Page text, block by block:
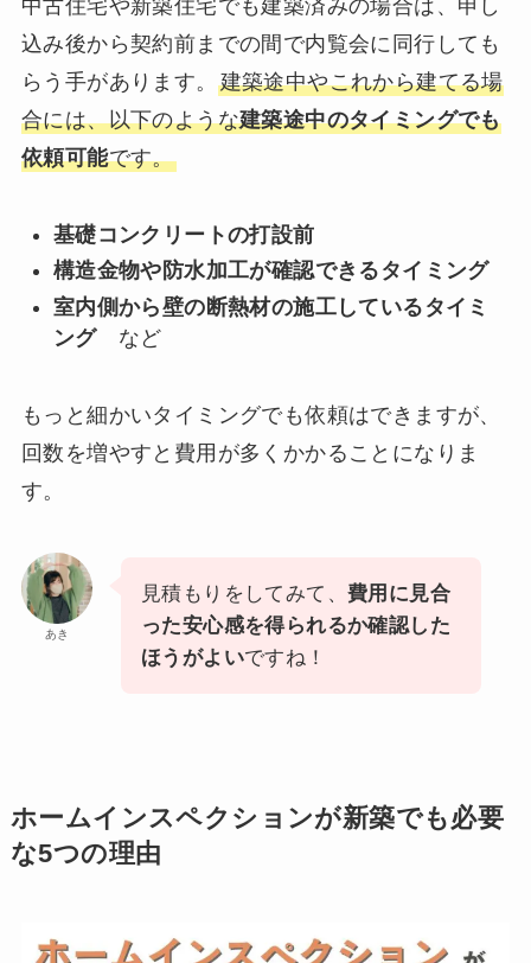
中古住宅や新築住宅でも建築済みの場合は、申し
込み後から契約前までの間で内覧会に同行しても
らう手があります。 建築途中やこれから建てる場
合には、以下のような建築途中のタイミングでも
依頼可能です。
基礎コンクリートの打設前
構造金物や防水加工が確認できるタイミング
室内側から壁の断熱材の施工しているタイミ
ングなど
もっと細かいタイミングでも依頼はできますが、
回数を増やすと費用が多くかかることになりま
す。
あき
見積もりをしてみて、 費用に見合
った安心感を得られるか確認した
ほうがよいですね！
ホームインスペクションが新築でも必要
な5つの理由